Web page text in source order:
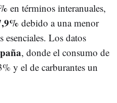
en términos interanuales,
debido a una menor
Los datos
, donde el consumo de
y el de carburantes un